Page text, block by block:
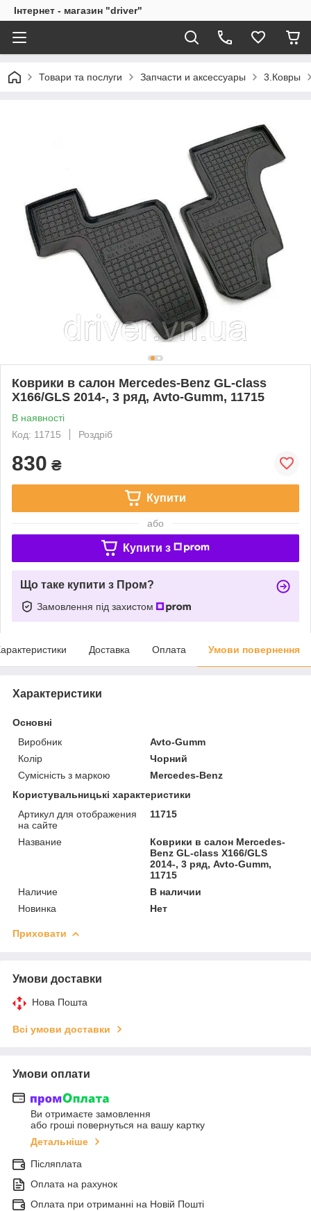
Інтернет - магазин "driver"
Товари та послуги Запчасти и аксессуары 3.Ковры
Коврики в салон Mercedes-Benz GL-class
X166/GLS 2014-, 3 ряд, Avto-Gumm, 11715
В наявності
Код: 11715
Роздріб
830 ₴
Купити
або
Купити з
Що таке купити з Пром?
Замовлення під захистом
Доставка Оплата Умови повернення
Характеристики
Основні
Виробник
Avto-Gumm
Колір
Чорний
Сумісність з маркою
Mercedes-Benz
Користувальницькі характеристики
Артикул для отображения
на сайте
11715
Название
Коврики в салон Mercedes-
Benz GL-class X166/GLS
2014-, 3 ряд, Avto-Gumm,
11715
Наличие
В наличии
Новинка
Нет
Приховати
Умови доставки
Нова Пошта
Всі умови доставки
Умови оплати
Ви отримаєте замовлення
або гроші повернуться на вашу картку
Детальніше
Післяплата
Оплата на рахунок
Оплата при отриманні на Новій Пошті